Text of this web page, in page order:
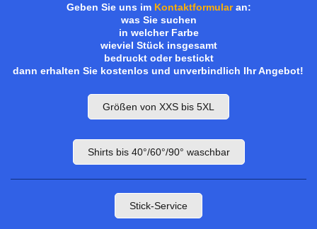
Geben Sie uns im Kontaktformularan:
was Sie suchen
in welcher Farbe
wieviel Stück insgesamt
bedruckt oder bestickt
dann erhalten Sie kostenlos und unverbindlich Ihr Angebot!
Größen von XXS bis 5XL
Shirts bis 40°/60°/90° waschbar
Stick-Service